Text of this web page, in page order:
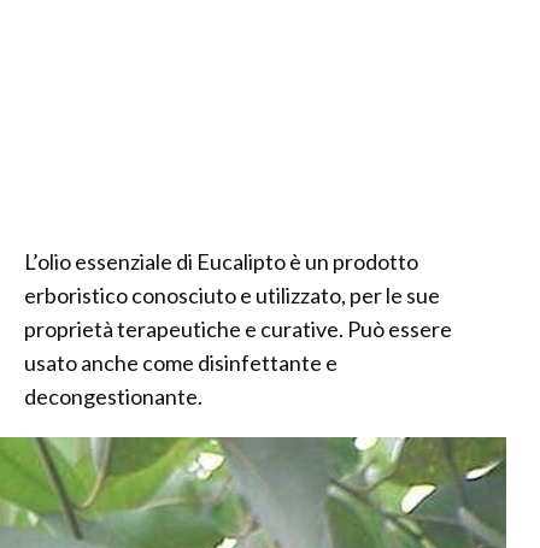
L’olio essenziale di Eucalipto è un prodotto
erboristico conosciuto e utilizzato, per le sue
proprietà terapeutiche e curative. Può essere
usato anche come disinfettante e
decongestionante.